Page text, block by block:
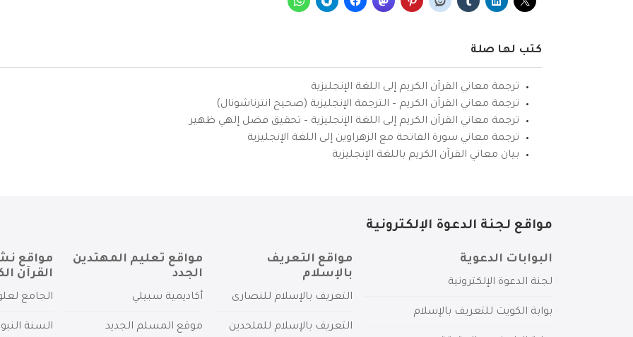
كتب لها صلة
ترجمة معاني القرآن الكريم إلى اللغة الإنجليزية
ترجمة معاني القرآن الكريم – الترجمة الإنجليزية (صحيح انترناشونال)
ترجمة معاني القرآن الكريم إلى اللغة الإنجليزية – تحقيق فضل إلهي ظهير
ترجمة معاني سورة الفاتحة مع الزهراوين إلى اللغة الإنجليزية
بيان معاني القرآن الكريم باللغة الإنجليزية
مواقع لجنة الدعوة الإلكترونية
البوابات الدعوية
لجنة الدعوة الإلكترونية
بوابة الكويت للتعريف بالإسلام
مواقع التعريف
بالإسلام
التعريف بالإسلام للنصارى
التعريف بالإسلام للملحدين
مواقع تعليم المهتدين
الجدد
أكاديمية سبيلي
موقع المسلم الجديد
مواقع
القرآن
الجامع
السنة